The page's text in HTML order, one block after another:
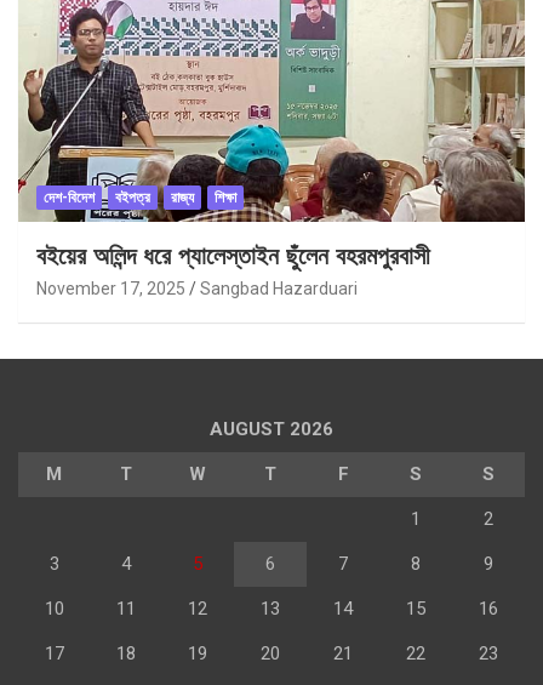
দেশ-বিদেশ বইপত্র রাজ্য শিক্ষা
বইয়ের অলিন্দ ধরে প্যালেস্তাইন ছুঁলেন বহরমপুরবাসী
November 17, 2025 Sangbad Hazarduari
AUGUST 2026
M T W T F S S
1 2
3 4 5 6 7 8 9
10 11 12 13 14 15 16
17 18 19 20 21 22 23